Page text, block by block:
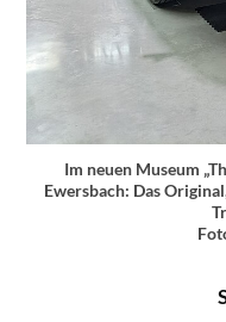
Im neuen Museum
Ewersbach: Das